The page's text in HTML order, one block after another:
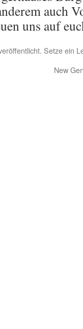
auch
uns auf
Setze ein
New